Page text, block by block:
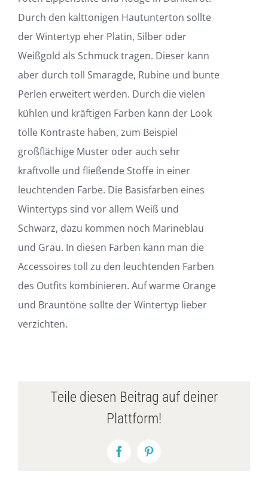
Durch den kalttonigen Hautunterton sollte
der Wintertyp eher Platin, Silber oder
Weißgold als Schmuck tragen. Dieser kann
aber durch toll Smaragde, Rubine und bunte
Perlen erweitert werden. Durch die vielen
kühlen und kräftigen Farben kann der Look
tolle Kontraste haben, zum Beispiel
großflächige Muster oder auch sehr
kraftvolle und fließende Stoffe in einer
leuchtenden Farbe. Die Basisfarben eines
Wintertyps sind vor allem Weiß und
Schwarz, dazu kommen noch Marineblau
und Grau. In diesen Farben kann man die
Accessoires toll zu den leuchtenden Farben
des Outfits kombinieren. Auf warme Orange
und Brauntöne sollte der Wintertyp lieber
verzichten.
Teile diesen Beitrag auf deiner
Plattform!
FacebookPinterest